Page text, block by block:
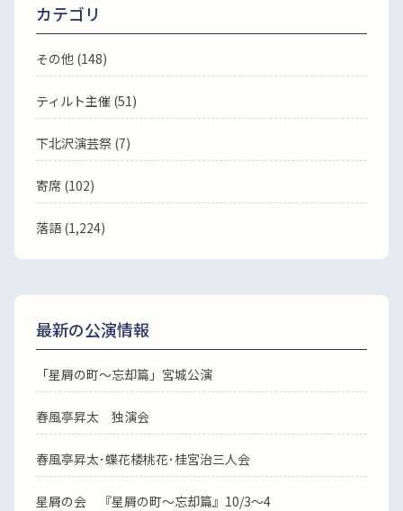
カテゴリ
その他 (148)
ティルト主催 (51)
下北沢演芸祭 (7)
寄席 (102)
落語(1,224)
最新の公演情報
「星屑の町～忘却篇」宮城公演
春風亭昇太 独演会
春風亭昇太･蝶花楼桃花･桂宮治三人会
星屑の会 『星屑の町～忘却篇』10/3～4